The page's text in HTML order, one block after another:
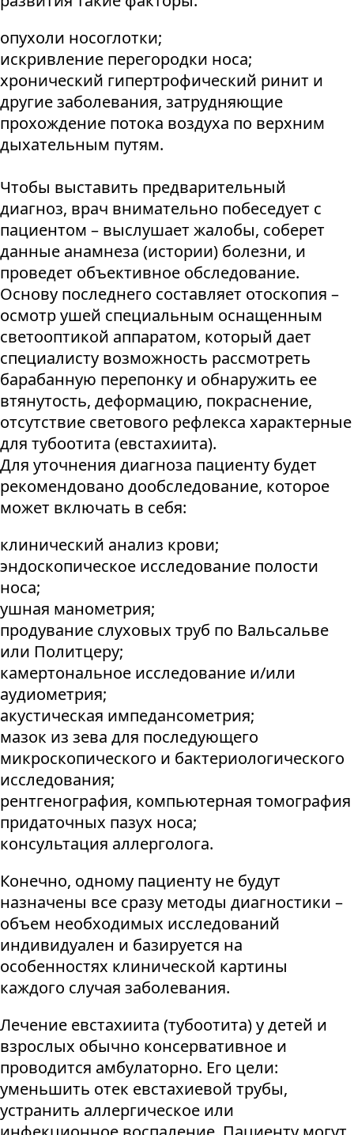
опухоли носоглотки;
искривление перегородки носа;
хронический гипертрофический ринит и
другие заболевания, затрудняющие
прохождение потока воздуха по верхним
дыхательным путям.
Чтобы выставить предварительный
диагноз, врач внимательно побеседует с
пациентом – выслушает жалобы, соберет
данные анамнеза (истории) болезни, и
проведет объективное обследование.
Основу последнего составляет отоскопия –
осмотр ушей специальным оснащенным
светооптикой аппаратом, который дает
специалисту возможность рассмотреть
барабанную перепонку и обнаружить ее
втянутость, деформацию, покраснение,
отсутствие светового рефлекса характерные
для тубоотита (евстахиита).
Для уточнения диагноза пациенту будет
рекомендовано дообследование, которое
может включать в себя:
клинический анализ крови;
эндоскопическое исследование полости
носа;
ушная манометрия;
продувание слуховых труб по Вальсальве
или Политцеру;
камертональное исследование и/или
аудиометрия;
акустическая импедансометрия;
мазок из зева для последующего
микроскопического и бактериологического
исследования;
рентгенография, компьютерная томография
придаточных пазух носа;
консультация аллерголога.
Конечно, одному пациенту не будут
назначены все сразу методы диагностики –
объем необходимых исследований
индивидуален и базируется на
особенностях клинической картины
каждого случая заболевания.
Лечение евстахиита (тубоотита) у детей и
взрослых обычно консервативное и
проводится амбулаторно. Его цели:
уменьшить отек евстахиевой трубы,
устранить аллергическое или